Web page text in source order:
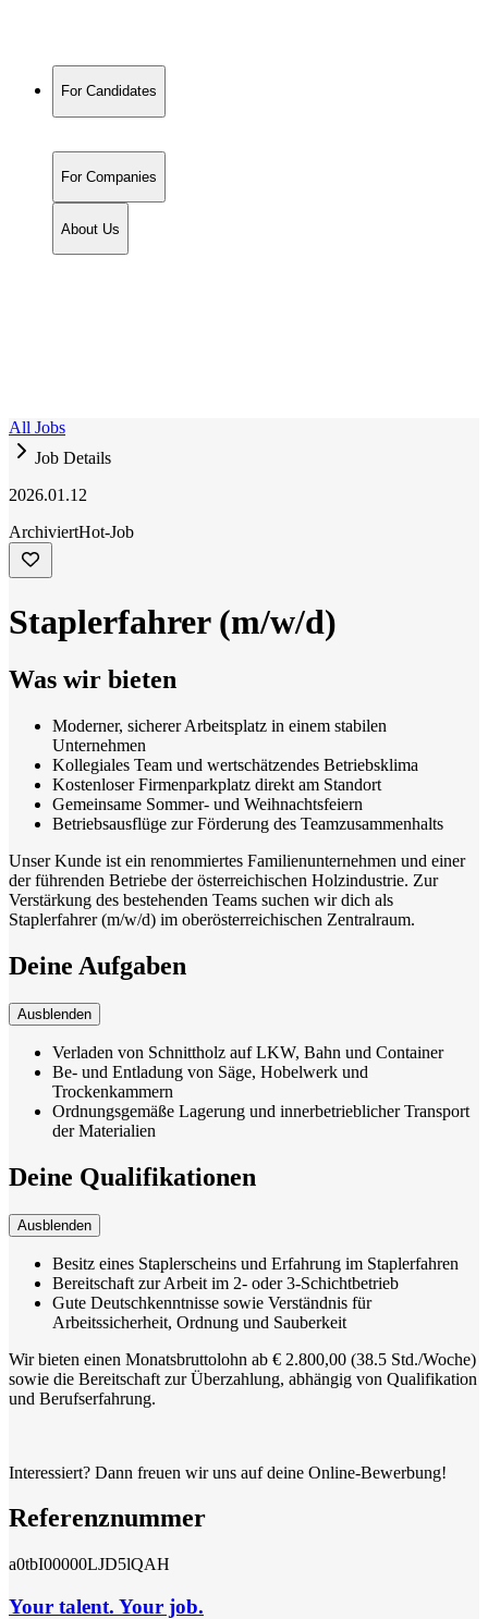
For Candidates
For Companies
About Us
All Jobs
Job Details
2026.01.12
ArchiviertHot-Job
Staplerfahrer (m/w/d)
Was wir bieten
Moderner, sicherer Arbeitsplatz in einem stabilen
Unternehmen
Kollegiales Team und wertschätzendes Betriebsklima
Kostenloser Firmenparkplatz direkt am Standort
Gemeinsame Sommer- und Weihnachtsfeiern
Betriebsausflüge zur Förderung des Teamzusammenhalts
Unser Kunde ist ein renommiertes Familienunternehmen und einer
der führenden Betriebe der österreichischen Holzindustrie. Zur
Verstärkung des bestehenden Teams suchen wir dich als
Staplerfahrer (m/w/d) im oberösterreichischen Zentralraum.
Deine Aufgaben
Ausblenden
Verladen von Schnittholz auf LKW, Bahn und Container
Be- und Entladung von Säge, Hobelwerk und
Trockenkammern
Ordnungsgemäße Lagerung und innerbetrieblicher Transport
der Materialien
Deine Qualifikationen
Ausblenden
Besitz eines Staplerscheins und Erfahrung im Staplerfahren
Bereitschaft zur Arbeit im 2- oder 3-Schichtbetrieb
Gute Deutschkenntnisse sowie Verständnis für
Arbeitssicherheit, Ordnung und Sauberkeit
Wir bieten einen Monatsbruttolohn ab € 2.800,00 (38.5 Std./Woche)
sowie die Bereitschaft zur Überzahlung, abhängig von Qualifikation
und Berufserfahrung.
Interessiert? Dann freuen wir uns auf deine Online-Bewerbung!
Referenznummer
a0tbI00000LJD5lQAH
Your talent. Your job.